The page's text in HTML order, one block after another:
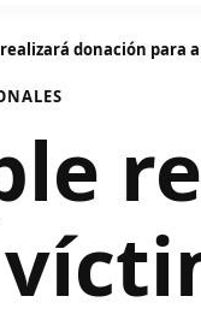
donación para